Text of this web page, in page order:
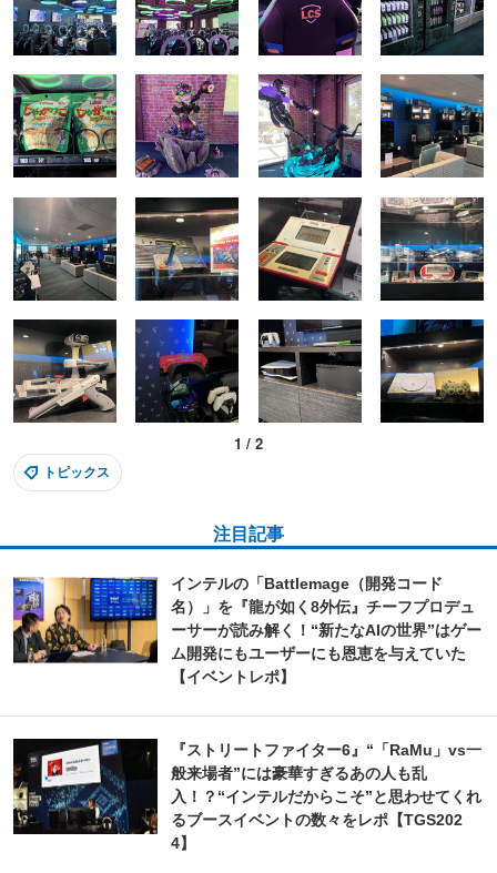
1 / 2
トピックス
注目記事
インテルの「Battlemage（開発コード
名）」を『龍が如く8外伝』チーフプロデュ
ーサーが読み解く！“新たなAIの世界”はゲー
ム開発にもユーザーにも恩恵を与えていた
【イベントレポ】
『ストリートファイター6』“「RaMu」vs一
般来場者”には豪華すぎるあの人も乱
入！？“インテルだからこそ”と思わせてくれ
るブースイベントの数々をレポ【TGS202
4】